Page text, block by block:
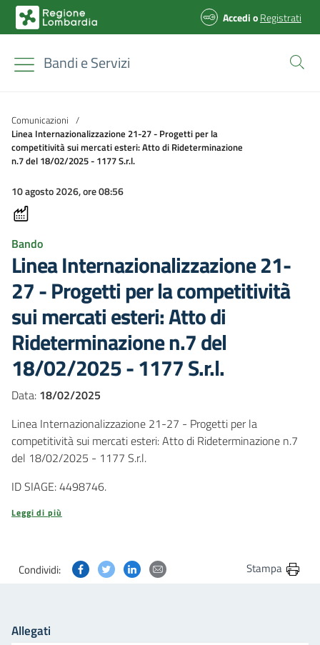
AccedioRegistrati
Bandi e Servizi
Comunicazioni /
Linea Internazionalizzazione 21-27 - Progetti per la
competitività sui mercati esteri: Atto di Rideterminazione
n.7 del 18/02/2025 - 1177 S.r.l.
10 agosto 2026, ore 08:56
Bando
Linea Internazionalizzazione 21-
27 - Progetti per la competitività
sui mercati esteri: Atto di
Rideterminazione n.7 del
18/02/2025 - 1177 S.r.l.
Data: 18/02/2025
Linea Internazionalizzazione 21-27 - Progetti per la
competitività sui mercati esteri: Atto di Rideterminazione n.7
del 18/02/2025 - 1177 S.r.l.
ID SIAGE: 4498746.
Leggi di più
Condividi: Condividi questa pagina su Facebook
Condividi questa pagina su Twitter
Condividi questa pagina su Linkedin
Condividi questa pagina via
Stampa
Allegati